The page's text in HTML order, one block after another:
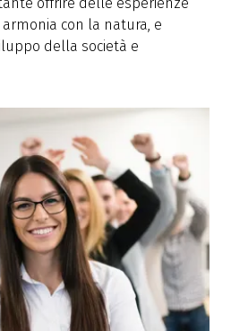
con la natura, e
della società e